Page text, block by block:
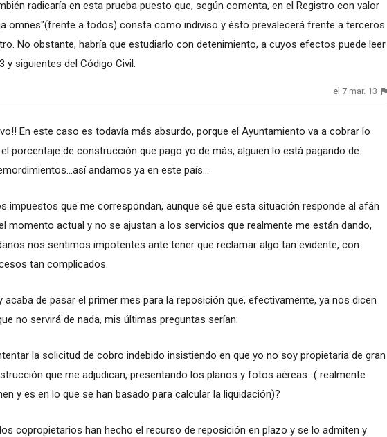
radicaría en esta prueba puesto que, según comenta, en el Registro con valor
omnes"(frente a todos) consta como indiviso y ésto prevalecerá frente a terceros
No obstante, habría que estudiarlo con detenimiento, a cuyos efectos puede leer
y siguientes del Código Civil.
el 7 mar. 13
En este caso es todavía más absurdo, porque el Ayuntamiento va a cobrar lo
porcentaje de construcción que pago yo de más, alguien lo está pagando de
andamos ya en este país...
impuestos que me correspondan, aunque sé que esta situación responde al afán
momento actual y no se ajustan a los servicios que realmente me están dando,
nos sentimos impotentes ante tener que reclamar algo tan evidente, con
tan complicados.
acaba de pasar el primer mes para la reposición que, efectivamente, ya nos dicen
no servirá de nada, mis últimas preguntas serían:
la solicitud de cobro indebido insistiendo en que yo no soy propietaria de gran
que me adjudican, presentando los planos y fotos aéreas...( realmente
y es en lo que se han basado para calcular la liquidación)?
copropietarios han hecho el recurso de reposición en plazo y se lo admiten y